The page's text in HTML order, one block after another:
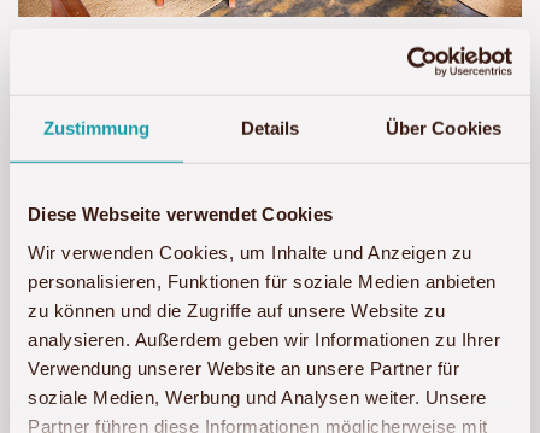
Zustimmung Details Über Cookies
Diese Webseite verwendet Cookies
Wir verwenden Cookies, um Inhalte und Anzeigen zu
personalisieren, Funktionen für soziale Medien anbieten
zu können und die Zugriffe auf unsere Website zu
analysieren. Außerdem geben wir Informationen zu Ihrer
Verwendung unserer Website an unsere Partner für
soziale Medien, Werbung und Analysen weiter. Unsere
Partner führen diese Informationen möglicherweise mit